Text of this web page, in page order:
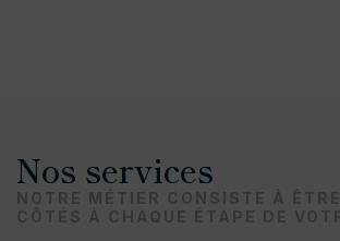
Nos services